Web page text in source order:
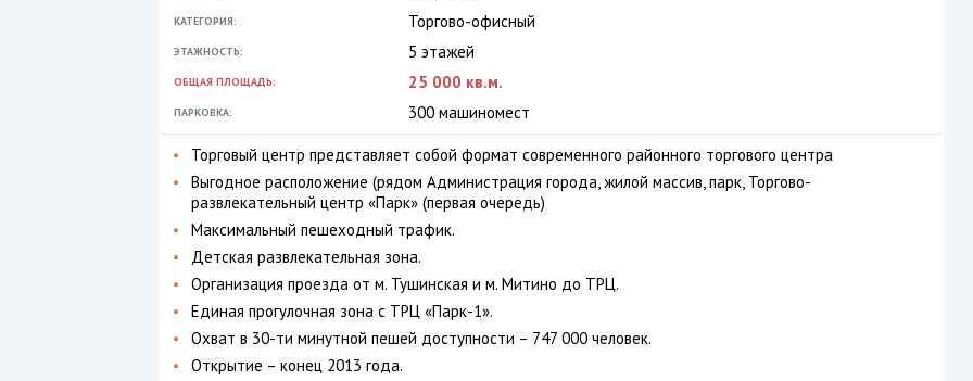
КАТЕГОРИЯ: Торгово-офисный
ЭТАЖНОСТЬ: 5 этажей
ОБЩАЯ ПЛОЩАДЬ: 25 000 кв.м.
ПАРКОВКА: 300 машиномест
Торговый центр представляет собой формат современного районного торгового центра
Выгодное расположение (рядом Администрация города, жилой массив, парк, Торгово-
развлекательный центр «Парк» (первая очередь)
Максимальный пешеходный трафик.
Детская развлекательная зона.
Организация проезда от м. Тушинская и м. Митино до ТРЦ.
Единая прогулочная зона с ТРЦ «Парк-1».
Охват в 30-ти минутной пешей доступности – 747 000 человек.
Открытие – конец 2013 года.